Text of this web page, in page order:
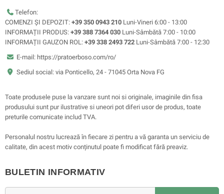
Telefon:
COMENZI ȘI DEPOZIT: +39 350 0943 210 Luni-Vineri 6:00 - 13:00
INFORMAȚII PRODUS: +39 388 7364 030 Luni-Sâmbătă 7:00 - 10:00
INFORMAȚII GAUZON ROL: +39 338 2493 722 Luni-Sâmbătă 7:00 - 12:30
E-mail: https://pratoerboso.com/ro/
Sediul social: via Ponticello, 24 - 71045 Orta Nova FG
Toate produsele puse la vanzare sunt noi si originale, imaginile din fisa
produsului sunt pur ilustrative si uneori pot diferi usor de produs, toate
preturile comunicate includ TVA.
Personalul nostru lucrează în fiecare zi pentru a vă garanta un serviciu de
calitate, din acest motiv conținutul poate fi modificat fără preaviz.
BULETIN INFORMATIV